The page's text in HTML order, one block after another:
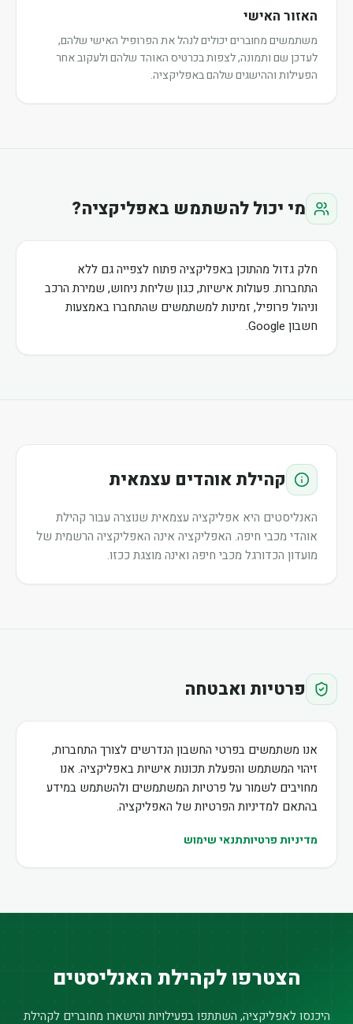
האזור האישי
משתמשים מחוברים יכולים לנהל את הפרופיל האישי שלהם,
לעדכן שם ותמונה, לצפות בכרטיס האוהד שלהם ולעקוב אחר
הפעילות וההישגים שלהם באפליקציה.
מי יכול להשתמש באפליקציה?
חלק גדול מהתוכן באפליקציה פתוח לצפייה גם ללא
התחברות. פעולות אישיות, כגון שליחת ניחוש, שמירת הרכב
וניהול פרופיל, זמינות למשתמשים שהתחברו באמצעות
חשבון Google.
קהילת אוהדים עצמאית
האנליסטים היא אפליקציה עצמאית שנוצרה עבור קהילת
אוהדי מכבי חיפה. האפליקציה אינה האפליקציה הרשמית של
מועדון הכדורגל מכבי חיפה ואינה מוצגת ככזו.
פרטיות ואבטחה
אנו משתמשים בפרטי החשבון הנדרשים לצורך התחברות,
זיהוי המשתמש והפעלת תכונות אישיות באפליקציה. אנו
מחויבים לשמור על פרטיות המשתמשים ולהשתמש במידע
בהתאם למדיניות הפרטיות של האפליקציה.
מדיניות פרטיותתנאי שימוש
הצטרפו לקהילת האנליסטים
היכנסו לאפליקציה, השתתפו בפעילויות והישארו מחוברים לקהילת